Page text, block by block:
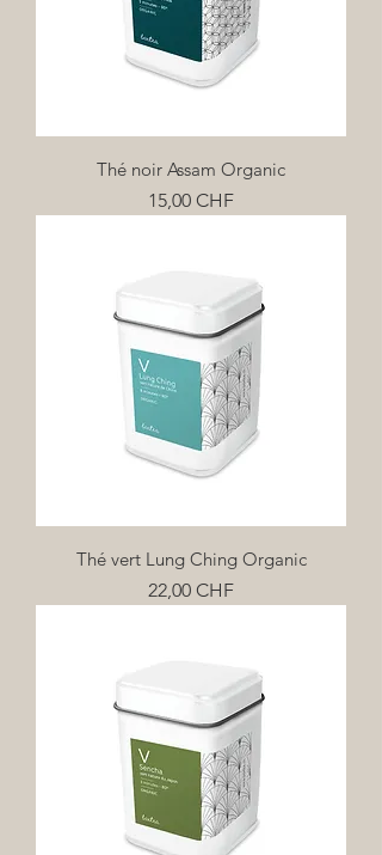
Thé noir Assam Organic
Prix
15,00 CHF
Thé vert Lung Ching Organic
Prix
22,00 CHF